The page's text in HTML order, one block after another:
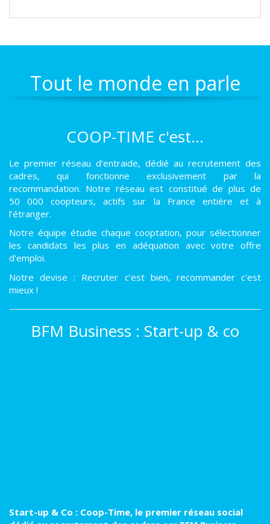
Tout le monde en parle
COOP-TIME c'est...
Le premier réseau d’entraide, dédié au recrutement des
cadres, qui fonctionne exclusivement par la
recommandation. Notre réseau est constitué de plus de
50 000 coopteurs, actifs sur la France entière et à
l’étranger.
Notre équipe étudie chaque cooptation, pour sélectionner
les candidats les plus en adéquation avec votre offre
d'emploi.
Notre devise : Recruter c’est bien, recommander c'est
mieux !
BFM Business : Start-up & co
Start-up & Co : Coop-Time, le premier réseau social